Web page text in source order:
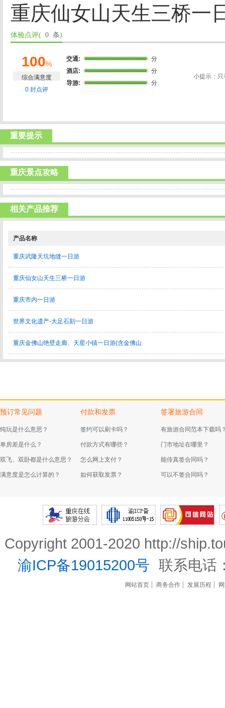
重庆仙女山天生三桥一
体验点评( 0 条)
100%
综合满意度
0 封点评
交通:
分
酒店:
分
导游:
分
小提示：
重要提示
重庆景点攻略
相关产品推荐
产品名称
重庆武隆天坑地缝一日游
重庆仙女山天生三桥一日游
重庆市内一日游
世界文化遗产-大足石刻一日游
重庆金佛山绝壁走廊、天星小镇一日游(含金佛山
预订常见问题
纯玩是什么意思？
单房差是什么？
双飞、双卧都是什么意思？
满意度是怎么计算的？
付款和发票
签约可以刷卡吗？
付款方式有哪些？
怎么网上支付？
如何获取发票？
签署旅游合同
有旅游合同范本下载吗
门市地址在哪里？
能传真签合同吗？
可以不签合同吗？
Copyright 2001-2020 http://
渝ICP备19015200号 联系电话
网站首页 商务合作 发展历程